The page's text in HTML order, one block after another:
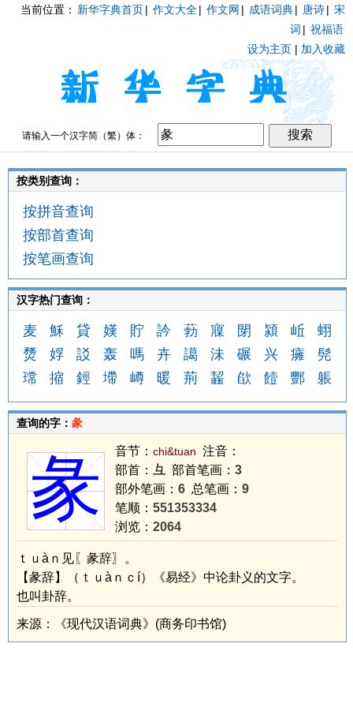
当前位置： 新华字典首页| 作文大全| 作文网 | 成语词典| 唐诗| 宋
词 | 祝福语
设为主页 | 加入收藏
请输入一个汉字简（繁）体：
按类别查询：
按拼音查询
按部首查询
按笔画查询
汉字热门查询：
麦 穌 貸 嫨 貯 訡 葧 寱 閕 潁 岴
蛡
熃
娐 訤 轰 嗎 卉 譪 沬 碾 兴 癕
髡
瑺
摍 鋞 墆 嶟 暖 荊 齧 欿 饐 酆 躼
查询的字： 彖
彖 音节： chi&tuan 注音：
部首： 彑 部首笔画： 3
部外笔画： 6 总笔画： 9
笔顺： 551353334
浏览： 2064
ｔｕàｎ见〖彖辞〗。
【彖辞】（ｔｕàｎｃí）《易经》中论卦义的文字。
也叫卦辞。
来源：《现代汉语词典》(商务印书馆)